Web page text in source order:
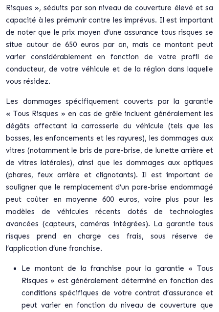
Risques », séduits par son niveau de couverture élevé et sa
capacité à les prémunir contre les imprévus. Il est important
de noter que le prix moyen d’une assurance tous risques se
situe autour de 650 euros par an, mais ce montant peut
varier considérablement en fonction de votre profil de
conducteur, de votre véhicule et de la région dans laquelle
vous résidez.
Les dommages spécifiquement couverts par la garantie
« Tous Risques » en cas de grêle incluent généralement les
dégâts affectant la carrosserie du véhicule (tels que les
bosses, les enfoncements et les rayures), les dommages aux
vitres (notamment le bris de pare-brise, de lunette arrière et
de vitres latérales), ainsi que les dommages aux optiques
(phares, feux arrière et clignotants). Il est important de
souligner que le remplacement d’un pare-brise endommagé
peut coûter en moyenne 600 euros, voire plus pour les
modèles de véhicules récents dotés de technologies
avancées (capteurs, caméras intégrées). La garantie tous
risques prend en charge ces frais, sous réserve de
l’application d’une franchise.
Le montant de la franchise pour la garantie « Tous
Risques » est généralement déterminé en fonction des
conditions spécifiques de votre contrat d’assurance et
peut varier en fonction du niveau de couverture que